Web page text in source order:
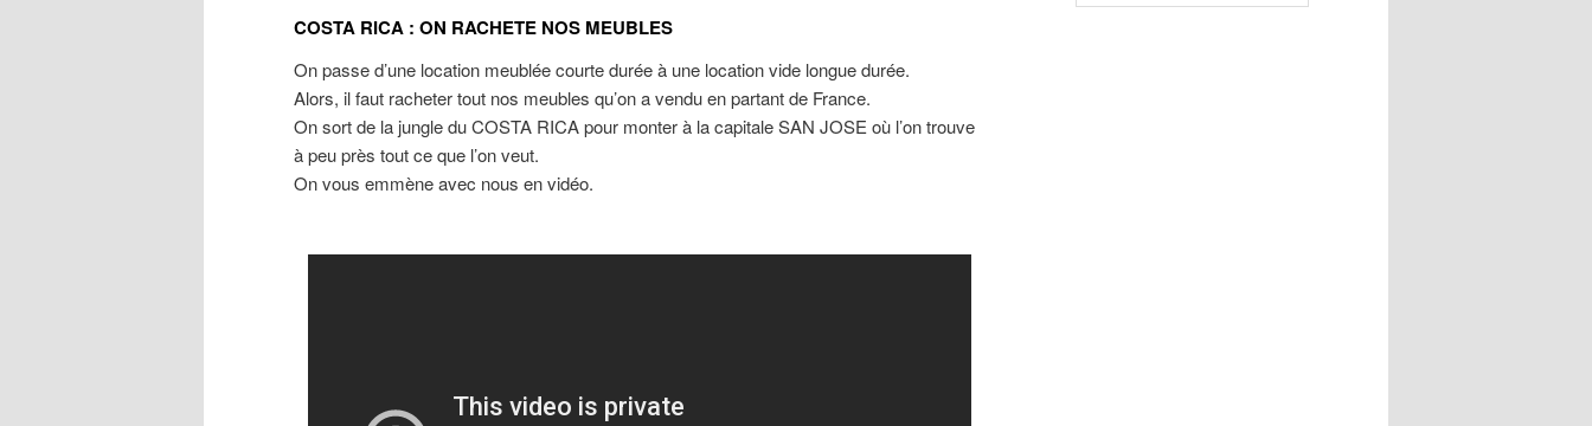
COSTA RICA : ON RACHETE NOS MEUBLES
On passe d’une location meublée courte durée à une location vide longue durée.
Alors, il faut racheter tout nos meubles qu’on a vendu en partant de France.
On sort de la jungle du COSTA RICA pour monter à la capitale SAN JOSE où l’on trouve
à peu près tout ce que l’on veut.
On vous emmène avec nous en vidéo.